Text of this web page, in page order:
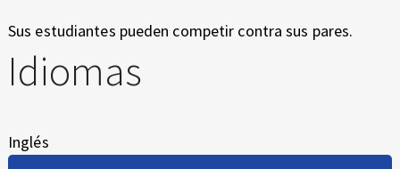
Sus estudiantes pueden competir contra sus pares.
Idiomas
Inglés